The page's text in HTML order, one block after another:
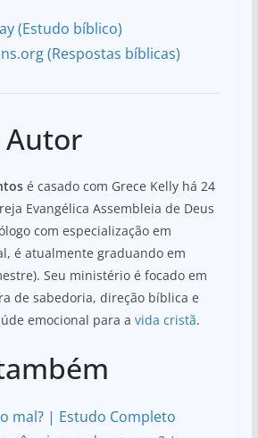
(Estudo bíblico)
(Respostas bíblicas)
Autor
é casado com Grece Kelly há 24
Evangélica Assembleia de Deus
com especialização em
é atualmente graduando em
Seu ministério é focado em
de sabedoria, direção bíblica e
emocional para a vida cristã.
mal? | Estudo Completo